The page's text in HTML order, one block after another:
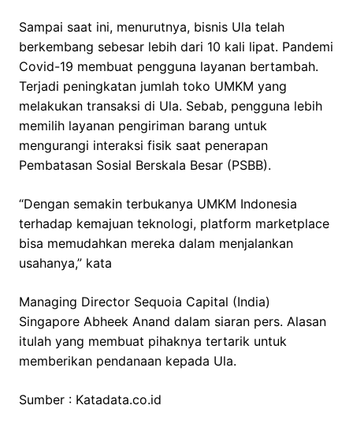
Sampai saat ini, menurutnya, bisnis Ula telah
berkembang sebesar lebih dari 10 kali lipat. Pandemi
Covid-19 membuat pengguna layanan bertambah.
Terjadi peningkatan jumlah toko UMKM yang
melakukan transaksi di Ula. Sebab, pengguna lebih
memilih layanan pengiriman barang untuk
mengurangi interaksi fisik saat penerapan
Pembatasan Sosial Berskala Besar (PSBB).
“Dengan semakin terbukanya UMKM Indonesia
terhadap kemajuan teknologi, platform marketplace
bisa memudahkan mereka dalam menjalankan
usahanya,” kata
Managing Director Sequoia Capital (India)
Singapore Abheek Anand dalam siaran pers. Alasan
itulah yang membuat pihaknya tertarik untuk
memberikan pendanaan kepada Ula.
Sumber : Katadata.co.id